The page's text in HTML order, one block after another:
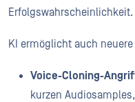
Erfolgswahrscheinlichkeit.
KI ermöglicht auch
Voice-Cloning-
kurzen